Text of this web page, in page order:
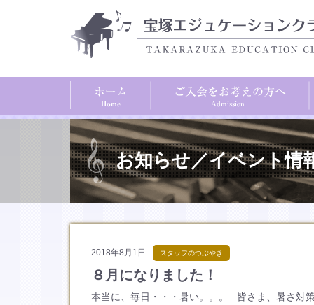
お知らせ／イベント情
2018年8月1日 スタッフのつぶやき
８月になりました！
本当に、毎日・・・暑い。。。 皆さま、暑さ対